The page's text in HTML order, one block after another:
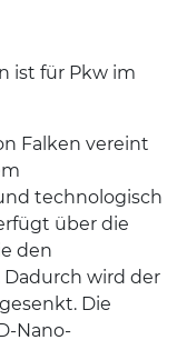
ist für Pkw im
Falken vereint
technologisch
über die
den
wird der
Die
Nano-